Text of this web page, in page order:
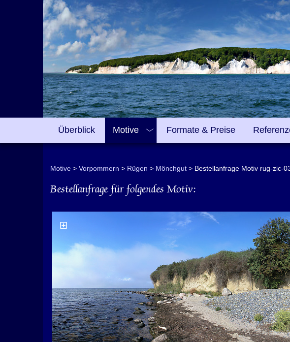
Überblick Motive Formate & Preise
Motive Vorpommern Rügen Mönchgut Bestellanfrage Motiv rug-zic-
Bestellanfrage für folgendes Motiv: